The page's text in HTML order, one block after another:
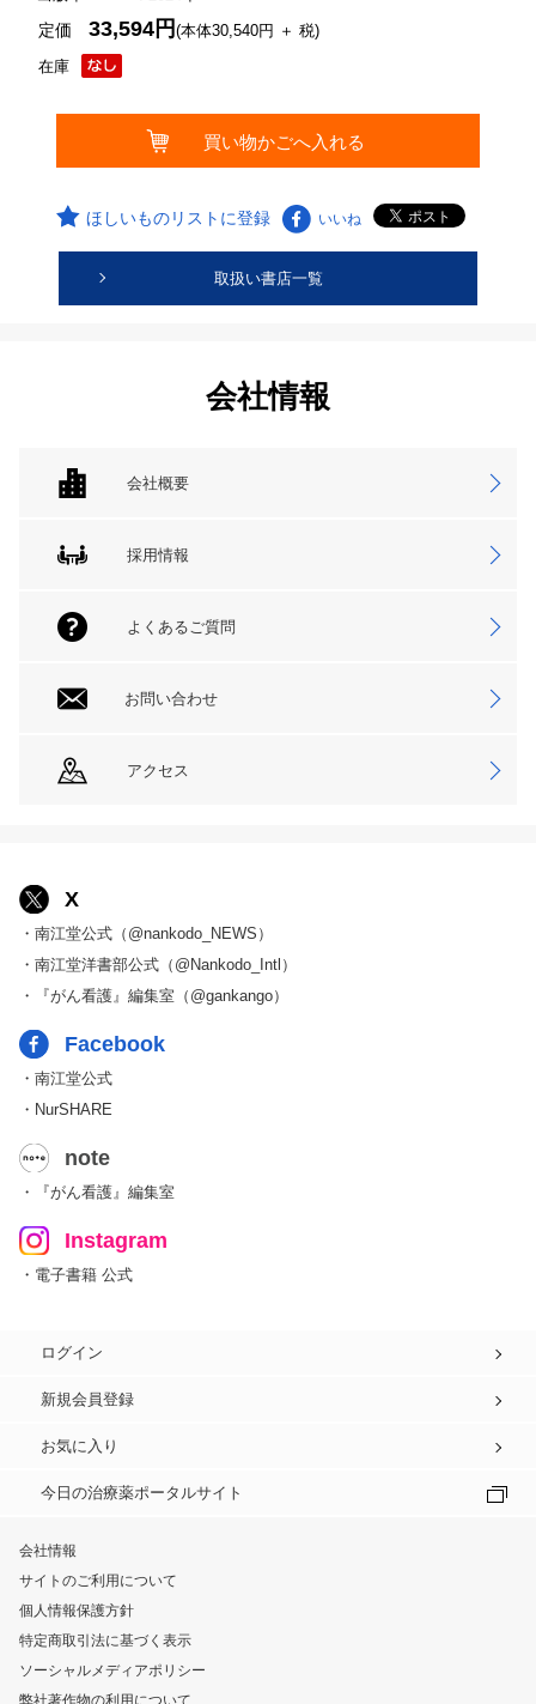
在庫
定価33,594円(本体30,540円 ＋ 税)
ほしいものリストに登録 いいね
取扱い書店一覧
会社情報
会社概要
採用情報
よくあるご質問
お問い合わせ
アクセス
X
・南江堂公式（@nankodo_NEWS）
・南江堂洋書部公式（@Nankodo_Intl）
・『がん看護』編集室（@gankango）
Facebook
・南江堂公式
・NurSHARE
note
・『がん看護』編集室
Instagram
・電子書籍 公式
ログイン
新規会員登録
お気に入り
今日の治療薬ポータルサイト
会社情報
サイトのご利用について
個人情報保護方針
特定商取引法に基づく表示
ソーシャルメディアポリシー
弊社著作物の利用について